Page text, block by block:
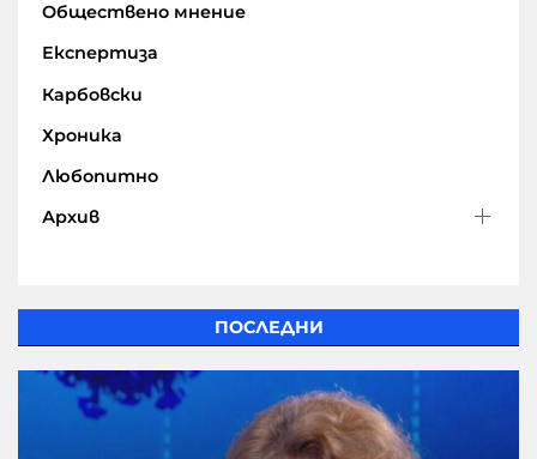
Обществено мнение
Експертиза
Карбовски
Хроника
Любопитно
Архив
ПОСЛЕДНИ